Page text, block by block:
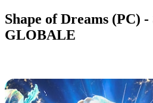
Shape of Dreams (PC)
GLOBALE